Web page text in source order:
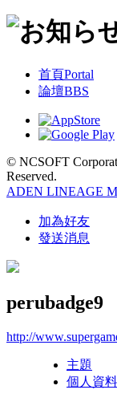
首頁Portal
論壇BBS
© NCSOFT
Reserved.
ADEN LINEAGE M
加為好友
發送消息
perubadge9
http://
主題
個人資料